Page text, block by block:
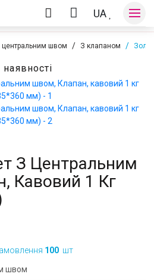
UA
центральним швом З клапаном
наявності
З Центральним
Кавовий 1 Кг
100 шт
швом